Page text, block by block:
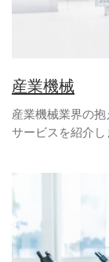
産業機械
産業機械業界の
サービスを紹介し